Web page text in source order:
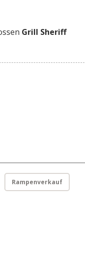
Grill Sheriff
Rampenverkauf